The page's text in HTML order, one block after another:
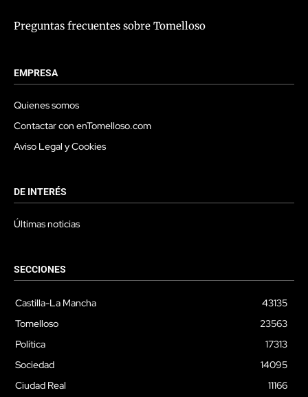
Preguntas frecuentes sobre Tomelloso
EMPRESA
Quienes somos
Contactar con enTomelloso.com
Aviso Legal y Cookies
DE INTERÉS
Últimas noticias
SECCIONES
Castilla-La Mancha
43135
Tomelloso
23563
Política
17313
Sociedad
14095
Ciudad Real
11166